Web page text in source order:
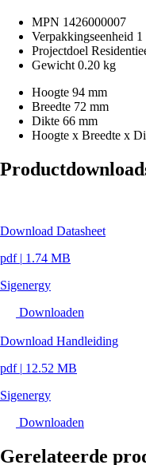
MPN 1426000007
Verpakkingseenheid 1
Projectdoel
Gewicht 0.20 kg
Hoogte 94 mm
Breedte 72 mm
Dikte 66 mm
Hoogte x Breedte x
Download Datasheet
pdf | 1.74 MB
Sigenergy
Downloaden
Download Handleiding
pdf | 12.52 MB
Sigenergy
Downloaden
Gerelateerde